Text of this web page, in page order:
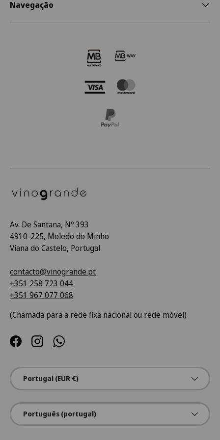
Navegação
Av. De Santana, Nº 393
4910-225, Moledo do Minho
Viana do Castelo, Portugal
contacto@vinogrande.pt
+351 258 723 044
+351 967 077 068
(Chamada para a rede fixa nacional ou rede móvel)
FacebookInstagramWhatsApp
País/Região
Portugal (EUR €)
Idioma
Português (portugal)